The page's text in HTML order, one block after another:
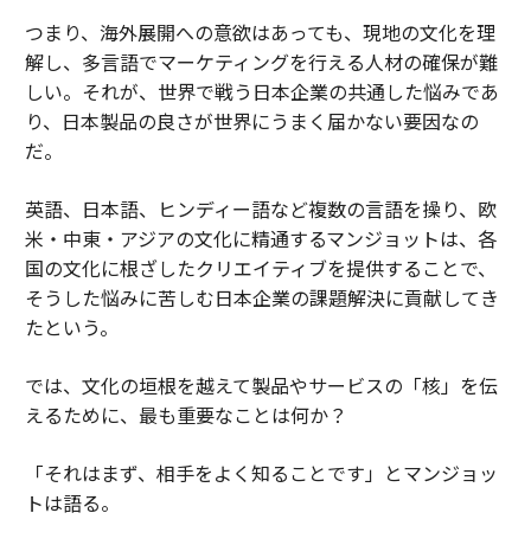
つまり、海外展開への意欲はあっても、現地の文化を理
解し、多言語でマーケティングを行える人材の確保が難
しい。それが、世界で戦う日本企業の共通した悩みであ
り、日本製品の良さが世界にうまく届かない要因なの
だ。
英語、日本語、ヒンディー語など複数の言語を操り、欧
米・中東・アジアの文化に精通するマンジョットは、各
国の文化に根ざしたクリエイティブを提供することで、
そうした悩みに苦しむ日本企業の課題解決に貢献してき
たという。
では、文化の垣根を越えて製品やサービスの「核」を伝
えるために、最も重要なことは何か？
「それはまず、相手をよく知ることです」とマンジョッ
トは語る。